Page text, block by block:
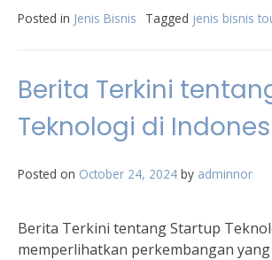
Posted in Jenis Bisnis Tagged jenis bisnis
Berita Terkini
Teknologi di
Posted on October 24, 2024 by adminnor
Berita Terkini tentang Startup
memperlihatkan perkembangan